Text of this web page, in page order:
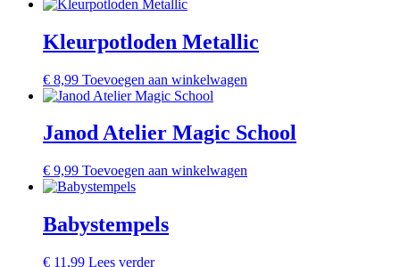
Kleurpotloden Metallic
€ 8,99 Toevoegen aan winkelwagen
Janod Atelier Magic School
€ 9,99 Toevoegen aan winkelwagen
Babystempels
€ 11,99 Lees verder